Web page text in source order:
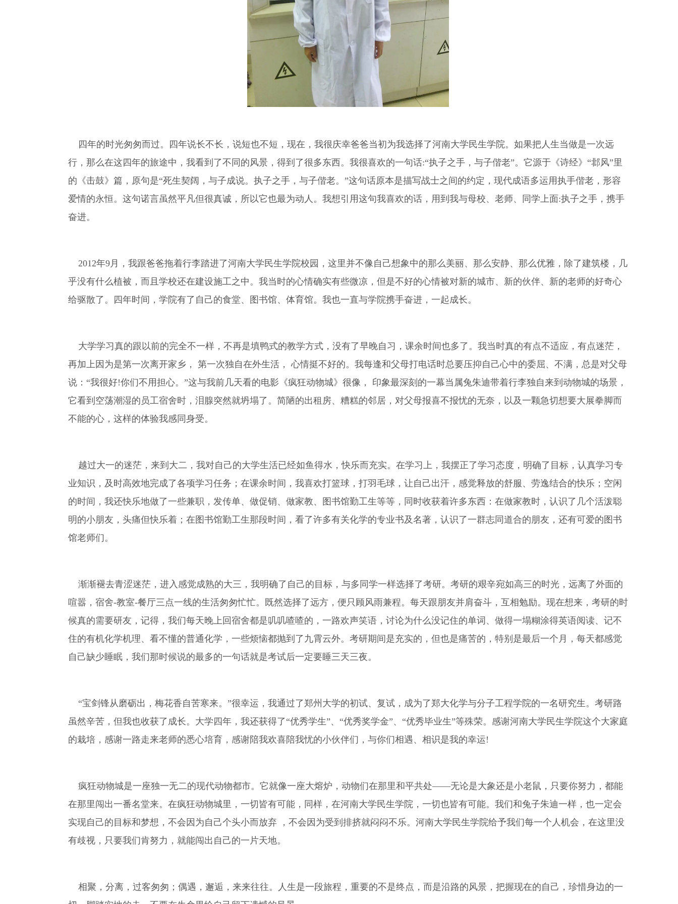
四年的时光匆匆而过。四年说长不长，说短也不短，现在，我很庆幸爸爸当初为我选择了河南大学民生学院。如果把人生当做是一次远
行，那么在这四年的旅途中，我看到了不同的风景，得到了很多东西。我很喜欢的一句话:“执子之手，与子偕老”。它源于《诗经》“邶风”里
的《击鼓》篇，原句是“死生契阔，与子成说。执子之手，与子偕老。”这句话原本是描写战士之间的约定，现代成语多运用执手偕老，形容
爱情的永恒。这句诺言虽然平凡但很真诚，所以它也最为动人。我想引用这句我喜欢的话，用到我与母校、老师、同学上面:执子之手，携手
奋进。
2012年9月，我跟爸爸拖着行李踏进了河南大学民生学院校园，这里并不像自己想象中的那么美丽、那么安静、那么优雅，除了建筑楼，几
乎没有什么植被，而且学校还在建设施工之中。我当时的心情确实有些微凉，但是不好的心情被对新的城市、新的伙伴、新的老师的好奇心
给驱散了。四年时间，学院有了自己的食堂、图书馆、体育馆。我也一直与学院携手奋进，一起成长。
大学学习真的跟以前的完全不一样，不再是填鸭式的教学方式，没有了早晚自习，课余时间也多了。我当时真的有点不适应，有点迷茫，
再加上因为是第一次离开家乡， 第一次独自在外生活， 心情挺不好的。我每逢和父母打电话时总要压抑自己心中的委屈、不满，总是对父母
说：“我很好!你们不用担心。”这与我前几天看的电影《疯狂动物城》很像， 印象最深刻的一幕当属兔朱迪带着行李独自来到动物城的场景，
它看到空荡潮湿的员工宿舍时，泪腺突然就坍塌了。简陋的出租房、糟糕的邻居，对父母报喜不报忧的无奈，以及一颗急切想要大展拳脚而
不能的心，这样的体验我感同身受。
越过大一的迷茫，来到大二，我对自己的大学生活已经如鱼得水，快乐而充实。在学习上，我摆正了学习态度，明确了目标，认真学习专
业知识，及时高效地完成了各项学习任务；在课余时间，我喜欢打篮球，打羽毛球，让自己出汗，感觉释放的舒服、劳逸结合的快乐；空闲
的时间，我还快乐地做了一些兼职，发传单、做促销、做家教、图书馆勤工生等等，同时收获着许多东西：在做家教时，认识了几个活泼聪
明的小朋友，头痛但快乐着；在图书馆勤工生那段时间，看了许多有关化学的专业书及名著，认识了一群志同道合的朋友，还有可爱的图书
馆老师们。
渐渐褪去青涩迷茫，进入感觉成熟的大三，我明确了自己的目标，与多同学一样选择了考研。考研的艰辛宛如高三的时光，远离了外面的
喧嚣，宿舍-教室-餐厅三点一线的生活匆匆忙忙。既然选择了远方，便只顾风雨兼程。每天跟朋友并肩奋斗，互相勉励。现在想来，考研的时
候真的需要研友，记得，我们每天晚上回宿舍都是叽叽喳喳的，一路欢声笑语，讨论为什么没记住的单词、做得一塌糊涂得英语阅读、记不
住的有机化学机理、看不懂的普通化学，一些烦恼都抛到了九霄云外。考研期间是充实的，但也是痛苦的，特别是最后一个月，每天都感觉
自己缺少睡眠，我们那时候说的最多的一句话就是考试后一定要睡三天三夜。
“宝剑锋从磨砺出，梅花香自苦寒来。”很幸运，我通过了郑州大学的初试、复试，成为了郑大化学与分子工程学院的一名研究生。考研路
虽然辛苦，但我也收获了成长。大学四年，我还获得了“优秀学生”、“优秀奖学金”、“优秀毕业生”等殊荣。感谢河南大学民生学院这个大家庭
的栽培，感谢一路走来老师的悉心培育，感谢陪我欢喜陪我忧的小伙伴们，与你们相遇、相识是我的幸运!
疯狂动物城是一座独一无二的现代动物都市。它就像一座大熔炉，动物们在那里和平共处——无论是大象还是小老鼠，只要你努力，都能
在那里闯出一番名堂来。在疯狂动物城里，一切皆有可能，同样，在河南大学民生学院，一切也皆有可能。我们和兔子朱迪一样，也一定会
实现自己的目标和梦想，不会因为自己个头小而放弃 ，不会因为受到排挤就闷闷不乐。河南大学民生学院给予我们每一个人机会，在这里没
有歧视，只要我们肯努力，就能闯出自己的一片天地。
相聚，分离，过客匆匆；偶遇，邂逅，来来往往。人生是一段旅程，重要的不是终点，而是沿路的风景，把握现在的自己，珍惜身边的一